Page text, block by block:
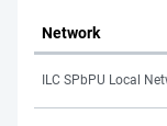
Network
ILC SPbPU Local